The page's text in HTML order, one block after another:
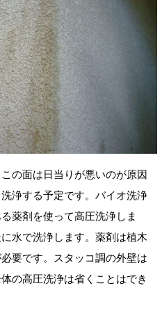
の面は日当りが悪いのが原因
浄する予定です。バイオ洗浄
薬剤を使って高圧洗浄しま
水で洗浄します。薬剤は植木
要です。スタッコ調の外壁は
の高圧洗浄は省くことはでき